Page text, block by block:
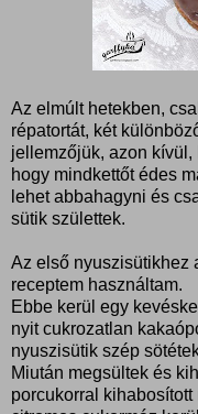
Az elmúlt hetekben,
répatortát, két
jellemzőjük, azon kívül,
hogy mindkettőt édes
lehet abbahagyni és
sütik születtek.
Az első nyuszisütikhez
receptem használtam.
Ebbe kerül egy
nyit cukrozatlan
nyuszisütik szép
Miután megsültek és
porcukorral